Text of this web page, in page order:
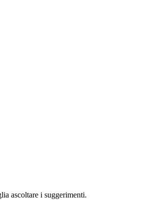
ascoltare i suggerimenti.